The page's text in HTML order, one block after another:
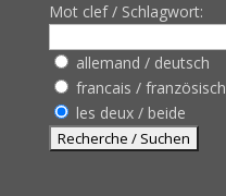
Mot clef / Schlagwort:
allemand / deutsch
francais / französisch
les deux / beide